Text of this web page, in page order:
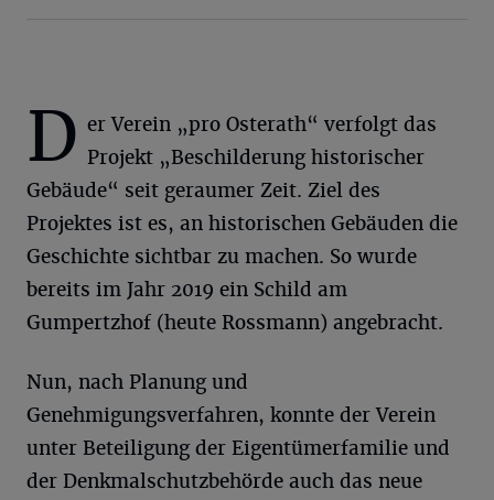
D er Verein „pro Osterath“ verfolgt das
Projekt „Beschilderung historischer
Gebäude“ seit geraumer Zeit. Ziel des
Projektes ist es, an historischen Gebäuden die
Geschichte sichtbar zu machen. So wurde
bereits im Jahr 2019 ein Schild am
Gumpertzhof (heute Rossmann) angebracht.
Nun, nach Planung und
Genehmigungsverfahren, konnte der Verein
unter Beteiligung der Eigentümerfamilie und
der Denkmalschutzbehörde auch das neue